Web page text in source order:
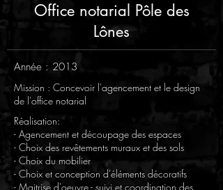
Office notarial Pôle des
Lônes
Année : 2013
Mission : Concevoir l'agencement et le design
de l'office notarial
Réalisation:
- Agencement et découpage des espaces
- Choix des revêtements muraux et des sols
- Choix du mobilier
- Choix et conception d'éléments décoratifs
- Maitrise d'oeuvre - suivi et coordination des